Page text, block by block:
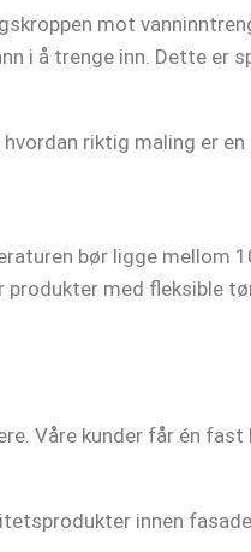
mot
i å trenge inn. Dette er
riktig maling er en
bør ligge
med fleksible
Våre kunder får én
innen